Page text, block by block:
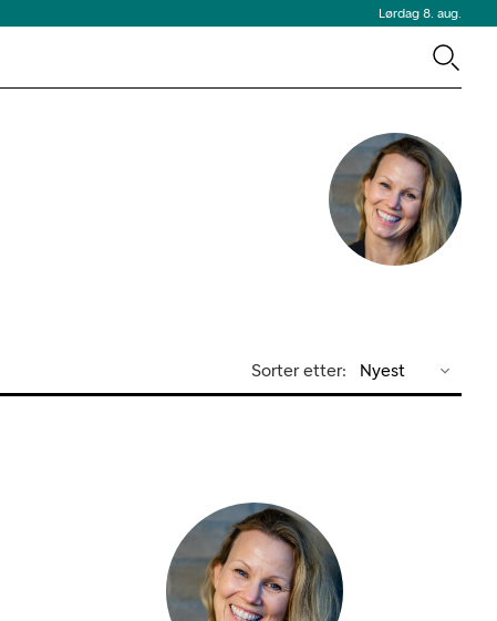
Lørdag 8. aug.
Sorter etter: Nyest